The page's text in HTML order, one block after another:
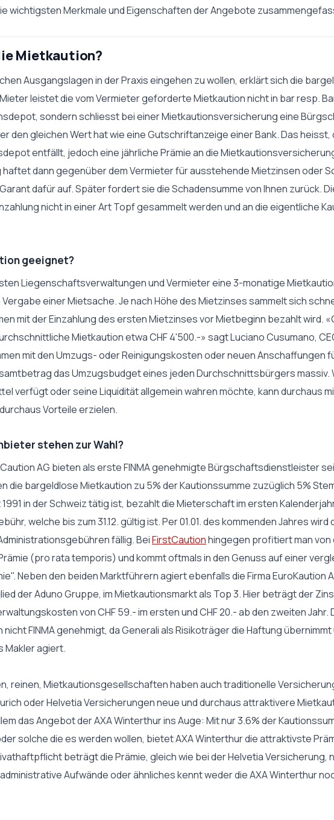
wichtigsten Merkmale und Eigenschaften der Angebote
Mietkaution?
Ausgangslagen in der Praxis eingehen zu wollen, erklärt sich die
leistet die vom Vermieter geforderte Mietkaution nicht in bar resp.
sondern schliesst bei einer Mietkautionsversicherung eine
den gleichen Wert hat wie eine Gutschriftanzeige einer Bank. Das heisst,
entfällt, jedoch eine jährliche Prämie an die
dann gegenüber dem Vermieter für ausstehende Mietzinsen oder
dafür auf. Später fordert sie die Schadensumme von Ihnen zurück.
nicht in einer Art Topf gesammelt werden und an die eigentliche
geeignet?
Liegenschaftsverwaltungen und Vermieter eine 3-monatige
einer Mietsache. Je nach Höhe des Mietzinses sammelt sich
mit der Einzahlung des ersten Mietzinses vor Mietbeginn bezahlt wird.
Mietkaution etwa CHF 4'500.-» sagt Luciano Cusumano,
mit den Umzugs- oder Reinigungskosten oder neuen Anschaffungen
das Umzugsbudget eines jeden Durchschnittsbürgers massiv.
verfügt oder seine Liquidität allgemein wahren möchte, kann durchaus
Vorteile erzielen.
stehen zur Wahl?
AG bieten als erste FINMA genehmigte Bürgschaftsdienstleister
die bargeldlose Mietkaution zu 5% der Kautionssumme zuzüglich 5%
in der Schweiz tätig ist, bezahlt die Mieterschaft im ersten
welche bis zum 31.12. gültig ist. Per 01.01. des kommenden Jahres wird
fällig. BeiFirstCautionhingegen profitiert man von
(pro rata temporis) und kommt oftmals in den Genuss auf einer
Neben den beiden Marktführern agiert ebenfalls die Firma EuroKaution
der Aduno Gruppe, im Mietkautionsmarkt als Top 3. Hier beträgt der
von CHF 59.- im ersten und CHF 20.- ab den zweiten Jahr.
FINMA genehmigt, da Generali als Risikoträger die Haftung übernimmt
Makler agiert.
reinen, Mietkautionsgesellschaften haben auch traditionelle
oder Helvetia Versicherungen neue und durchaus attraktivere
das Angebot der AXA Winterthur ins Auge: Mit nur 3.6% der
solche die es werden wollen, bietet AXA Winterthur die attraktivste
beträgt die Prämie, gleich wie bei der Helvetia Versicherung,
Aufwände oder ähnliches kennt weder die AXA Winterthur